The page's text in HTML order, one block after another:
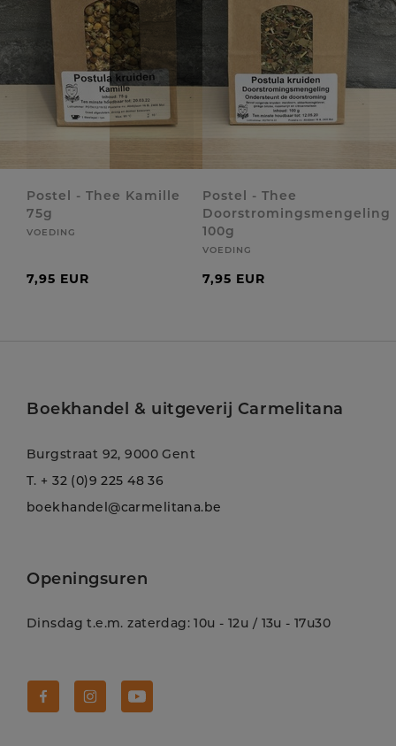
Postel - Thee Kamille
75g
VOEDING
7,95 EUR
Postel - Thee
Doorstromingsmengeling
100g
VOEDING
7,95 EUR
Boekhandel & uitgeverij Carmelitana
Burgstraat 92, 9000 Gent
T. + 32 (0)9 225 48 36
boekhandel@carmelitana.be
Openingsuren
Dinsdag t.e.m. zaterdag: 10u - 12u / 13u - 17u30